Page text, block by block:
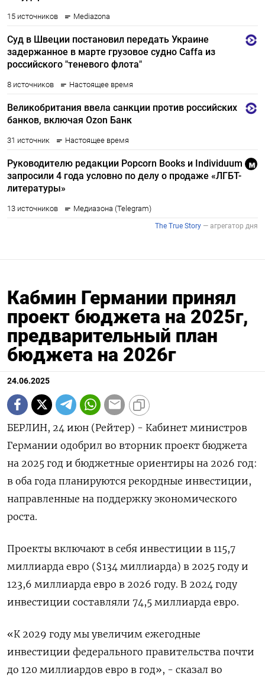
Кабмин Германии принял
проект бюджета на 2025г,
предварительный план
бюджета на 2026г
24.06.2025
БЕРЛИН, 24 июн (Рейтер) - Кабинет министров
Германии одобрил во вторник проект бюджета
на 2025 год и бюджетные ориентиры на 2026 год:
в оба года планируются рекордные инвестиции,
направленные на поддержку экономического
роста.
Проекты включают в себя инвестиции в 115,7
миллиарда евро ($134 миллиарда) в 2025 году и
123,6 миллиарда евро в 2026 году. В 2024 году
инвестиции составляли 74,5 миллиарда евро.
«К 2029 году мы увеличим ежегодные
инвестиции федерального правительства почти
до 120 миллиардов евро в год», - сказал во